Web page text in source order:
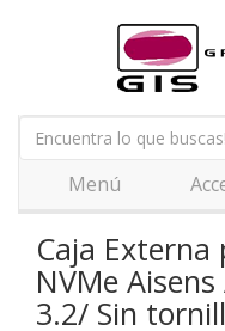
Menú
Caja Externa
NVMe Aisens
3.2/ Sin